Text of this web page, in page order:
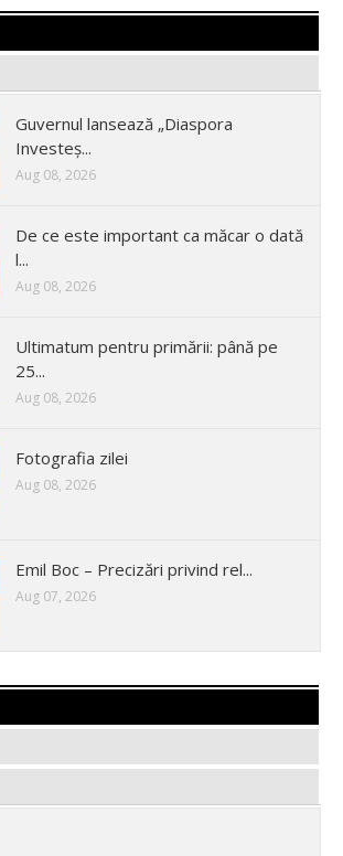
Guvernul lansează „Diaspora
Investeș...
Aug 08, 2026
De ce este important ca măcar o dată
l...
Aug 08, 2026
Ultimatum pentru primării: până pe
25...
Aug 08, 2026
Fotografia zilei
Aug 08, 2026
Emil Boc – Precizări privind rel...
Aug 07, 2026